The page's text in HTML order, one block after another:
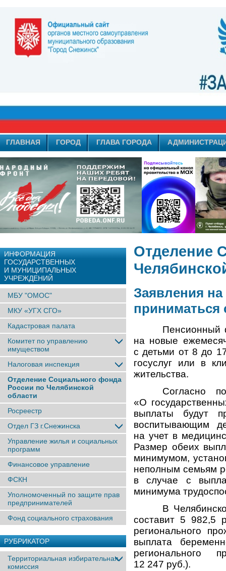
ГЛАВНАЯ ГОРОД ГЛАВА ГОРОДА
ИНФОРМАЦИЯ
ГОСУДАРСТВЕННЫХ
И МУНИЦИПАЛЬНЫХ
УЧРЕЖДЕНИЙ
МБУ "ОМОС"
МКУ «УГХ СГО»
Кадастровая палата
Комитет по управлению
имуществом
Налоговая инспекция
Отделение Социального фонда
России по Челябинской
области
Росреестр
Отдел ГЗ г.Снежинска
Управление жилья и социальных
программ
Финансовое управление
ФСКН
Уполномоченный по защите прав
предпринимателей
Фонд социального страхования
РУБРИКАТОР
Территориальная избирательная
комиссия
Отделение
Заявления
приниматься
Пенсионный
на новые
с детьми от 8 до
госуслуг или в
жительства.
Согласно
«О
выплаты будут
воспитывающим
на учет в
Размер обеих
минимумом,
неполным семьям
в случае с
минимума
В
составит 5 982,5
регионального
выплата
регионального
12 247 руб.).